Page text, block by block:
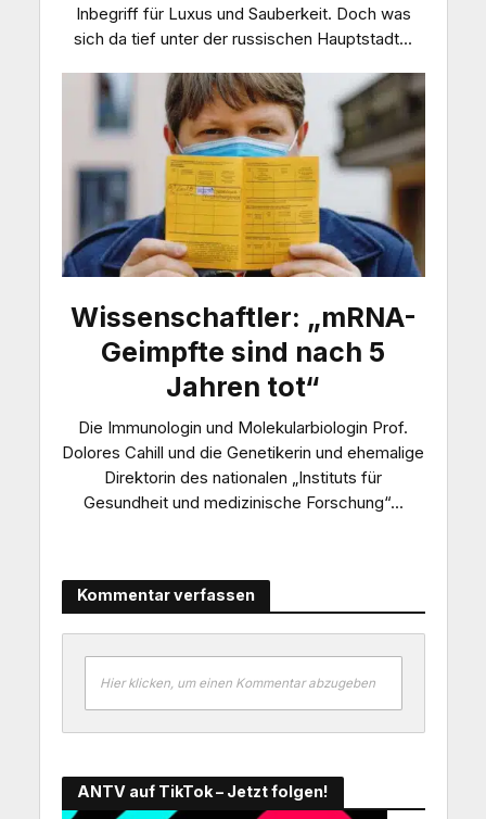
Inbegriff für Luxus und Sauberkeit. Doch was
sich da tief unter der russischen Hauptstadt...
Wissenschaftler: „mRNA-
Geimpfte sind nach 5
Jahren tot“
Die Immunologin und Molekularbiologin Prof.
Dolores Cahill und die Genetikerin und ehemalige
Direktorin des nationalen „Instituts für
Gesundheit und medizinische Forschung“...
Kommentar verfassen
Hier klicken, um einen Kommentar abzugeben
ANTV auf TikTok – Jetzt folgen!